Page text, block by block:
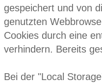
gespeichert und von
genutzten
Cookies durch eine
verhindern. Bereits
Bei der "Local